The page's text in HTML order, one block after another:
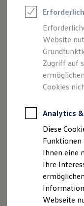
2
als Gebraucht- und
Jetzt Caddy
Mehr über den
Website
Zugriff auf
Cookies
Analytics
Diese
Funktionen
Ihnen eine
Ihre
Webseite